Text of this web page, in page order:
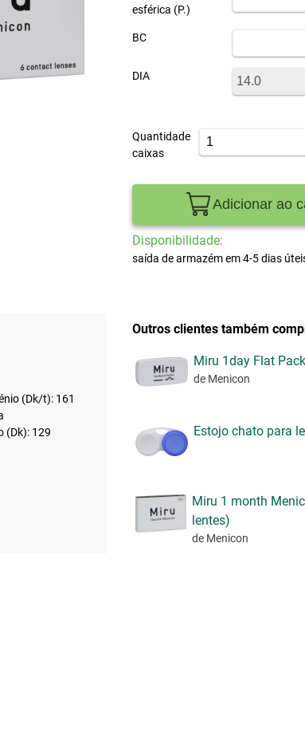
esférica (P.)
BC
DIA
Quantidade
caixas
Adicionar ao
Disponibilidade:
saída de armazém em 4-5 dias
(Dk/t): 161
(Dk): 129
Outros clientes também
Miru 1day Flat
de Menicon
Estojo chato para
Miru 1 month
lentes)
de Menicon